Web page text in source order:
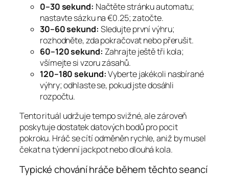
0–30 sekund: Načtěte stránku automatu;
nastavte sázku na €0.25; zatočte.
30–60 sekund: Sledujte první výhru;
rozhodněte, zda pokračovat nebo přerušit.
60–120 sekund: Zahrajte ještě tři kola;
všímejte si vzoru zásahů.
120–180 sekund:Vyberte jakékoli nasbírané
výhry; odhlaste se, pokud jste dosáhli
rozpočtu.
Tento rituál udržuje tempo svižné, ale zároveň
poskytuje dostatek datových bodů pro pocit
pokroku. Hráč se cítí odměněn rychle, aniž by musel
čekat na týdenní jackpot nebo dlouhá kola.
Typické chování hráče během těchto seancí